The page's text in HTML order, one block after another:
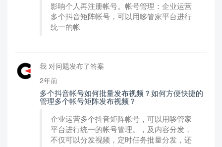
影响个人再注册帐号。帐号管理：企业运营
多个抖音矩阵帐号，可以用哆管家平台进行
统一的帐
我 对问题发布了答案
2年前
多个抖音帐号如何批量发布视频？如何方便快捷的
管理多个帐号矩阵发布视频？
企业运营多个抖音矩阵帐号，可以用哆管家
平台进行统一的帐号管理。，及内容分发，
不仅可以分发视频，定时任务批量分发，还